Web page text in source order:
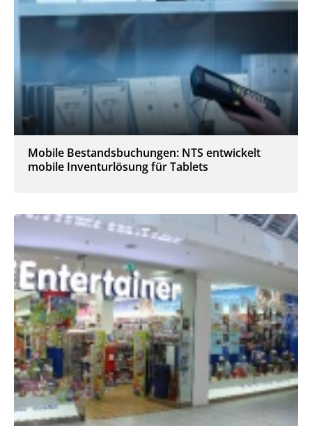
Mobile Bestandsbuchungen: NTS entwickelt
mobile Inventurlösung für Tablets